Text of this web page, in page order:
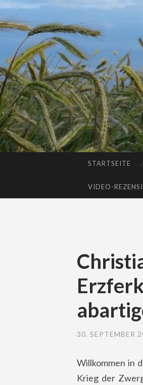
STARTSEITE
VIDEO-
30. SEPTEMBER
Willkommen in
Krieg der